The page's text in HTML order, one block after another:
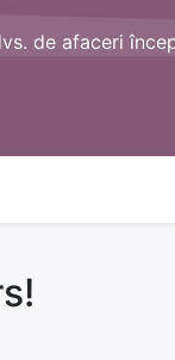
de afaceri